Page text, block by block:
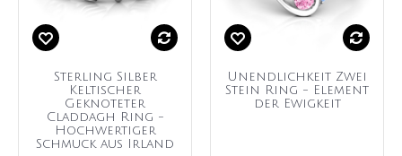
Sterling Silber
Keltischer
Geknoteter
Claddagh Ring -
Hochwertiger
Schmuck aus Irland
Unendlichkeit Zwei
Stein Ring - Element
der Ewigkeit